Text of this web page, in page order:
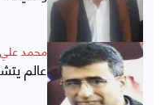
محمد
عالم